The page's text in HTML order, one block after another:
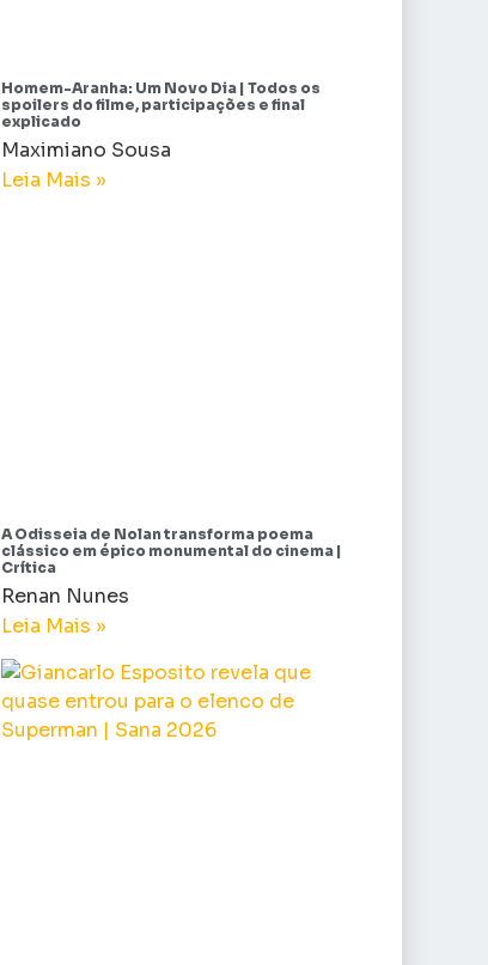
Homem-Aranha: Um Novo Dia | Todos os
spoilers do filme, participações e final
explicado
Maximiano Sousa
Leia Mais »
A Odisseia de Nolan transforma poema
clássico em épico monumental do cinema |
Crítica
Renan Nunes
Leia Mais »